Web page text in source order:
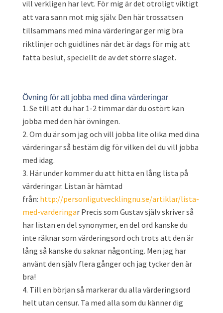
vill verkligen har levt. För mig är det otroligt viktigt
att vara sann mot mig själv. Den här trossatsen
tillsammans med mina värderingar ger mig bra
riktlinjer och guidlines när det är dags för mig att
fatta beslut, speciellt de av det större slaget.
Övning för att jobba med dina värderingar
Se till att du har 1-2 timmar där du ostört kan
jobba med den här övningen.
Om du är som jag och vill jobba lite olika med dina
värderingar så bestäm dig för vilken del du vill jobba
med idag.
Här under kommer du att hitta en lång lista på
värderingar. Listan är hämtad
från: http://personligutvecklingnu.se/artiklar/lista-
med-varderingar Precis som Gustav själv skriver så
har listan en del synonymer, en del ord kanske du
inte räknar som värderingsord och trots att den är
lång så kanske du saknar någonting. Men jag har
använt den själv flera gånger och jag tycker den är
bra!
Till en början så markerar du alla värderingsord
helt utan censur. Ta med alla som du känner dig